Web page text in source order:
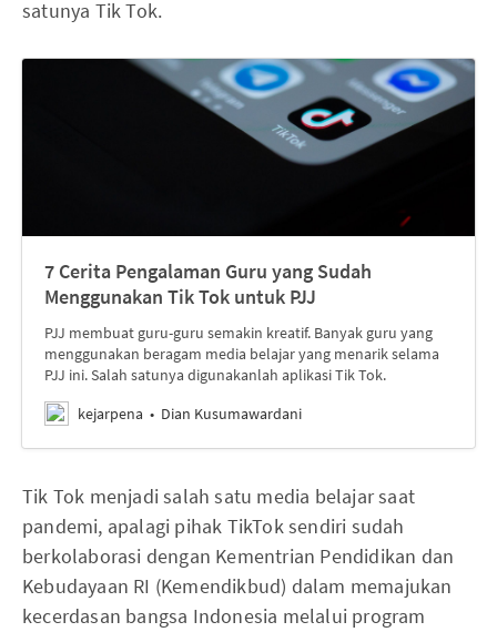
satunya Tik Tok.
7 Cerita Pengalaman Guru yang Sudah
Menggunakan Tik Tok untuk PJJ
PJJ membuat guru-guru semakin kreatif. Banyak guru yang
menggunakan beragam media belajar yang menarik selama
PJJ ini. Salah satunya digunakanlah aplikasi Tik Tok.
kejarpena
Dian Kusumawardani
Tik Tok menjadi salah satu media belajar saat
pandemi, apalagi pihak TikTok sendiri sudah
berkolaborasi dengan Kementrian Pendidikan dan
Kebudayaan RI (Kemendikbud) dalam memajukan
kecerdasan bangsa Indonesia melalui program